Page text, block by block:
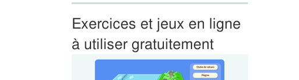
Exercices et jeux en ligne
à utiliser gratuitement